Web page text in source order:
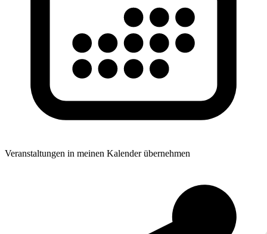
Veranstaltungen in meinen Kalender übernehmen